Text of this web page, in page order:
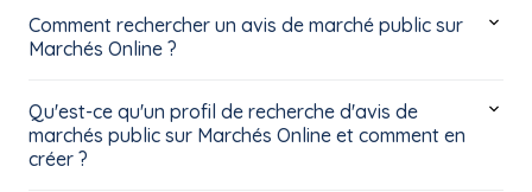
Comment rechercher un avis de marché public sur
Marchés Online ?
Qu'est-ce qu'un profil de recherche d'avis de
marchés public sur Marchés Online et comment en
créer ?